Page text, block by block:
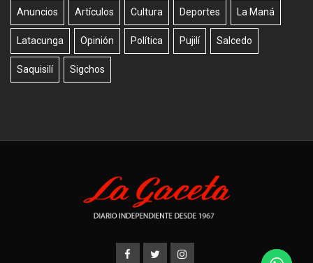
Anuncios Artículos Cultura Deportes La Maná
Latacunga Opinión Política Pujilí Salcedo
Saquisilí Sigchos